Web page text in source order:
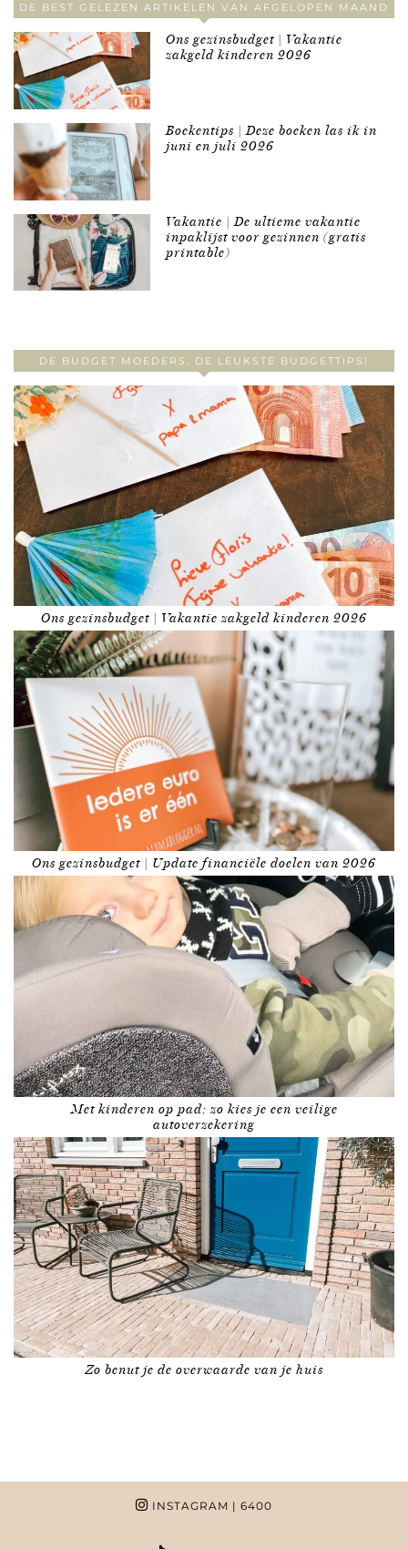
DE BEST GELEZEN ARTIKELEN VAN AFGELOPEN MAAND
Ons gezinsbudget | Vakantie
zakgeld kinderen 2026
Boekentips | Deze boeken las ik in
juni en juli 2026
Vakantie | De ultieme vakantie
inpaklijst voor gezinnen (gratis
printable)
DE BUDGET MOEDERS, DE LEUKSTE BUDGETTIPS!
Ons gezinsbudget | Vakantie zakgeld kinderen 2026
Ons gezinsbudget | Update financiële doelen van 2026
Met kinderen op pad: zo kies je een veilige
autoverzekering
Zo benut je de overwaarde van je huis
INSTAGRAM | 6400